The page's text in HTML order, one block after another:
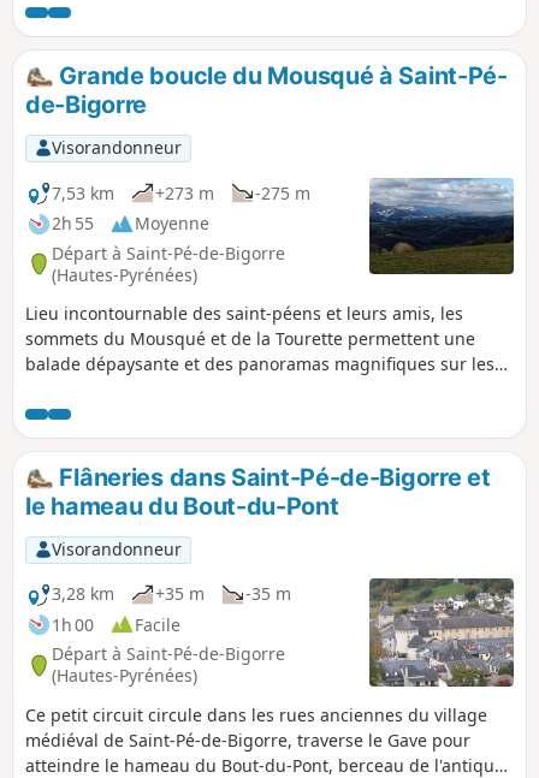
ombragée, au pied des chênes centenaires. De là, admirez
la superbe vue sur le massif saint-péen et sa campagne,
puis sur la plaine de Nay jusqu’à Pau.
Grande boucle du Mousqué à Saint-Pé-
de-Bigorre
Visorandonneur
7,53 km
+273 m
-275 m
2h 55
Moyenne
Départ à Saint-Pé-de-Bigorre
(Hautes-Pyrénées)
Lieu incontournable des saint-péens et leurs amis, les
sommets du Mousqué et de la Tourette permettent une
balade dépaysante et des panoramas magnifiques sur les
l'été.
Flâneries dans Saint-Pé-de-Bigorre et
le hameau du Bout-du-Pont
Visorandonneur
3,28 km
+35 m
-35 m
1h 00
Facile
Départ à Saint-Pé-de-Bigorre
(Hautes-Pyrénées)
Ce petit circuit circule dans les rues anciennes du village
médiéval de Saint-Pé-de-Bigorre, traverse le Gave pour
atteindre le hameau du Bout-du-Pont, berceau de l'antique